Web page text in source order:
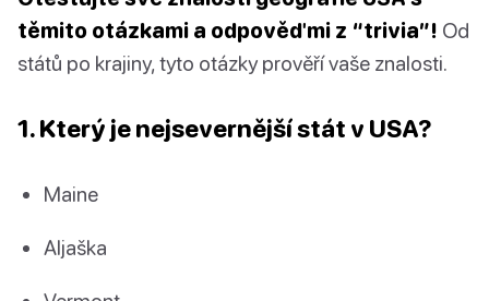
těmito otázkami a odpověďmi z “trivia”! Od
států po krajiny, tyto otázky prověří vaše znalosti.
1. Který je nejsevernější stát v USA?
Maine
Aljaška